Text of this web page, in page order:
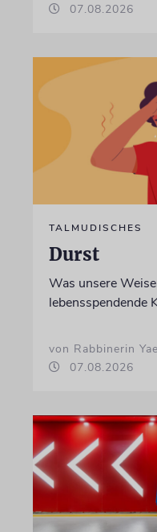
07.08.2026
TALMUDISCHES
Durst
Was unsere
lebensspendende
von Rabbinerin
07.08.2026